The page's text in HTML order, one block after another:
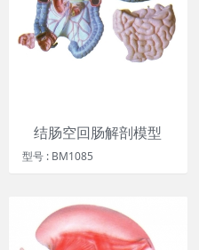
结肠空回肠解剖模型
型号 : BM1085